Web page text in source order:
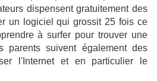
dispensent gratuitement des
un logiciel qui grossit 25 fois ce
à surfer pour trouver une
parents suivent également des
l'Internet et en particulier le